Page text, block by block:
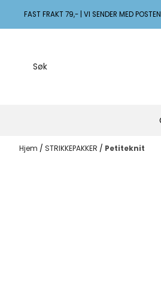
Hopp til innhold
FAST FRAKT 79,- | VI SENDER MED POSTEN
Hjem / STRIKKEPAKKER / Petiteknit